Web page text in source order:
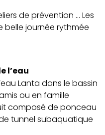
de prévention … Les
journée rythmée
l’eau
Lanta dans le bassin
ou en famille
composé de ponceau
tunnel subaquatique